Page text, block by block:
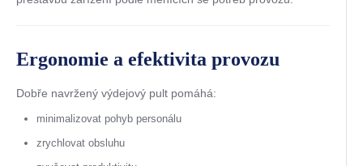
Ergonomie a efektivita provozu
Dobře navržený výdejový pult pomáhá:
minimalizovat pohyb personálu
zrychlovat obsluhu